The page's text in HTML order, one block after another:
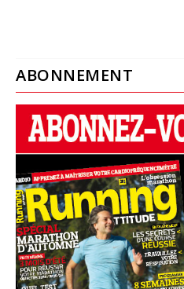
ABONNEMENT